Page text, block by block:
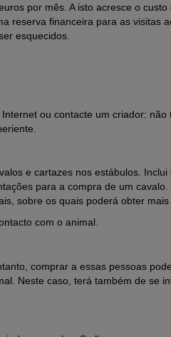
por mês. A isto acresce o custo
reserva financeira para as visitas
esquecidos.
ou contacte um criador: não
e cartazes nos estábulos. Inclui
para a compra de um cavalo.
sobre os quais poderá obter
com o animal.
comprar a essas pessoas
Neste caso, terá também de se